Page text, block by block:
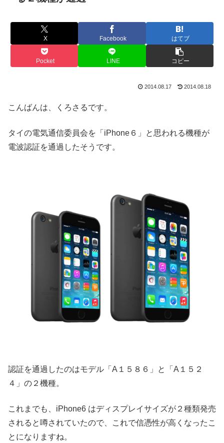
X Facebook はてブ
Pocket LINE コピー
2014.08.17 2014.08.18
こんばんは、くろさるです。
タイの電気通信委員会を「iPhone６」と思われる機種が
電波認証を通過したそうです。
認証を通過したのはモデル「A１５８６」と「A１５２
４」の２機種。
これまでも、iPhone6 はディスプレイサイズが２種類発売
されると噂されていたので、これで信憑性が高くなったこ
とになりますね。